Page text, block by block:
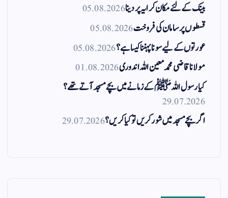
بینک کے لئے مکان کرایہ پر دینا05.08.2026
قسطوں پر سامان کی فروخت05.08.2026
عورتوں کے لیے سونا پہننا کیسا ہے؟05.08.2026
مولانا قاضی محمد معین اللہ اندوری01.08.2026
کیا رسول اللہ ﷺ کے زمانے میں بچے مسجد آتے تھے؟
29.07.2026
اگر بچے مسجد میں شور کریں تو کیا کریں؟29.07.2026